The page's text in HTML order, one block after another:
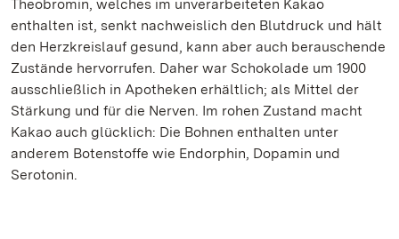
Theobromin, welches im unverarbeiteten Kakao
enthalten ist, senkt nachweislich den Blutdruck und hält
den Herzkreislauf gesund, kann aber auch berauschende
Zustände hervorrufen. Daher war Schokolade um 1900
ausschließlich in Apotheken erhältlich; als Mittel der
Stärkung und für die Nerven. Im rohen Zustand macht
Kakao auch glücklich: Die Bohnen enthalten unter
anderem Botenstoffe wie Endorphin, Dopamin und
Serotonin.